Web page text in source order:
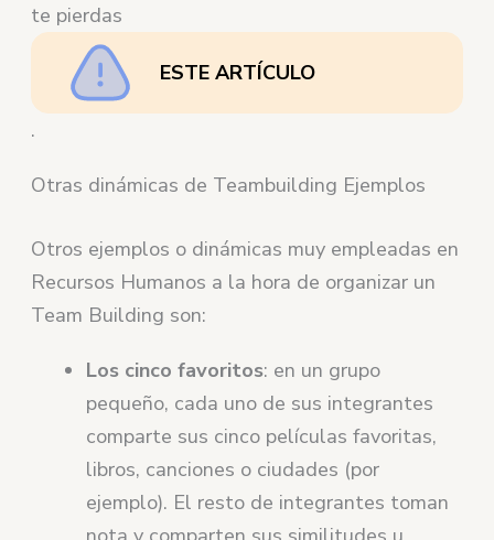
te pierdas
ESTE ARTÍCULO
.
Otras dinámicas de Teambuilding Ejemplos
Otros ejemplos o dinámicas muy empleadas en
Recursos Humanos a la hora de organizar un
Team Building son:
Los cinco favoritos: en un grupo
pequeño, cada uno de sus integrantes
comparte sus cinco películas favoritas,
libros, canciones o ciudades (por
ejemplo). El resto de integrantes toman